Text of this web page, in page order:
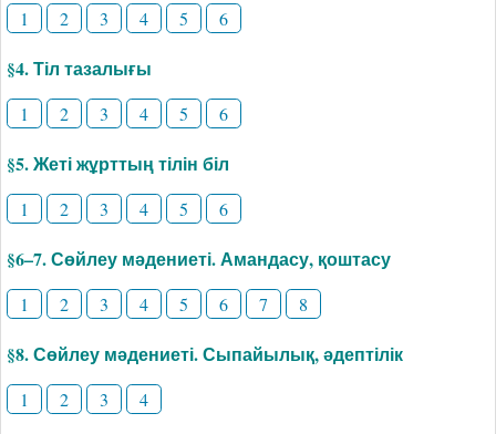
1 2 3 4 5 6
§4. Тіл тазалығы
1 2 3 4 5 6
§5. Жеті жұрттың тілін біл
1 2 3 4 5 6
§6–7. Сөйлеу мәдениеті. Амандасу, қоштасу
1 2 3 4 5 6 7 8
§8. Сөйлеу мәдениеті. Сыпайылық, әдептілік
1 2 3 4